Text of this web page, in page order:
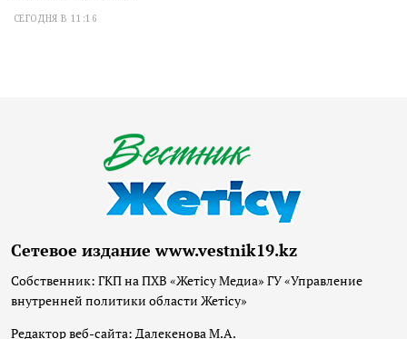
СЕГОДНЯ В 11:16
Сетевое издание www.vestnik19.kz
Собственник: ГКП на ПХВ «Жетісу Медиа» ГУ «Управление
внутренней политики области Жетісу»
Редактор веб-сайта: Далекенова М.А.